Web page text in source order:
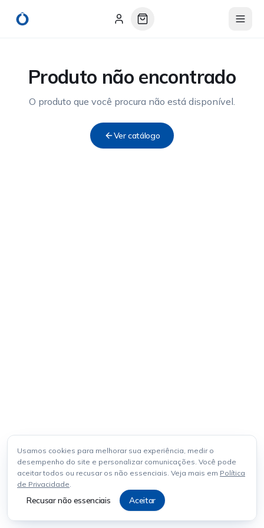
Usamos cookies para melhorar sua experiência, medir o
desempenho do site e personalizar comunicações. Você pode
aceitar todos ou recusar os não essenciais. Veja mais em Política
de Privacidade.
Recusar não essenciais Aceitar
Produto não encontrado
O produto que você procura não está disponível.
Ver catálogo